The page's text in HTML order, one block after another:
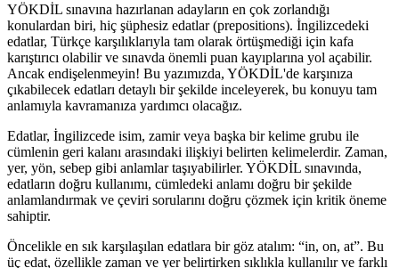
YÖKDİL sınavına hazırlanan adayların en çok zorlandığı
konulardan biri, hiç şüphesiz edatlar (prepositions). İngilizcedeki
edatlar, Türkçe karşılıklarıyla tam olarak örtüşmediği için kafa
karıştırıcı olabilir ve sınavda önemli puan kayıplarına yol açabilir.
Ancak endişelenmeyin! Bu yazımızda, YÖKDİL'de karşınıza
çıkabilecek edatları detaylı bir şekilde inceleyerek, bu konuyu tam
anlamıyla kavramanıza yardımcı olacağız.
Edatlar, İngilizcede isim, zamir veya başka bir kelime grubu ile
cümlenin geri kalanı arasındaki ilişkiyi belirten kelimelerdir. Zaman,
yer, yön, sebep gibi anlamlar taşıyabilirler. YÖKDİL sınavında,
edatların doğru kullanımı, cümledeki anlamı doğru bir şekilde
anlamlandırmak ve çeviri sorularını doğru çözmek için kritik öneme
sahiptir.
Öncelikle en sık karşılaşılan edatlara bir göz atalım: “in, on, at”. Bu
üç edat, özellikle zaman ve yer belirtirken sıklıkla kullanılır ve farklı